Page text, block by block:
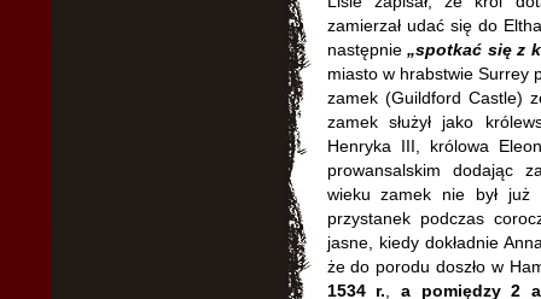
zamierzał udać się do
następnie„spotkać się z
miasto w hrabstwie Surrey
zamek (Guildford Castle)
zamek służył jako
Henryka III, królowa
prowansalskim dodając
wieku zamek nie był już
przystanek podczas
jasne, kiedy dokładnie
że do porodu doszło w
1534 r.
a pomiędzy 2